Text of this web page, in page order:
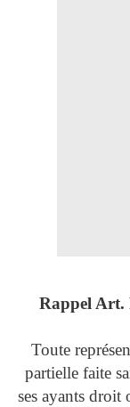
Rappel Art.
Toute
partielle faite
ses ayants droit